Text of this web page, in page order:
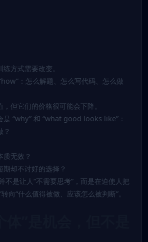
方式需要改变。
：怎么解题、怎么写代码、怎么做
但它们的价格很可能会下降。
是 “why” 和 “what good looks like”：
？
质无效？
却不讨好的选择？
不是让人“不需要思考”，而是在迫使人把
向“什么值得被做、应该怎么被判断”。